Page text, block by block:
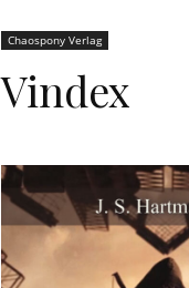
Chaospony Verlag
Vindex